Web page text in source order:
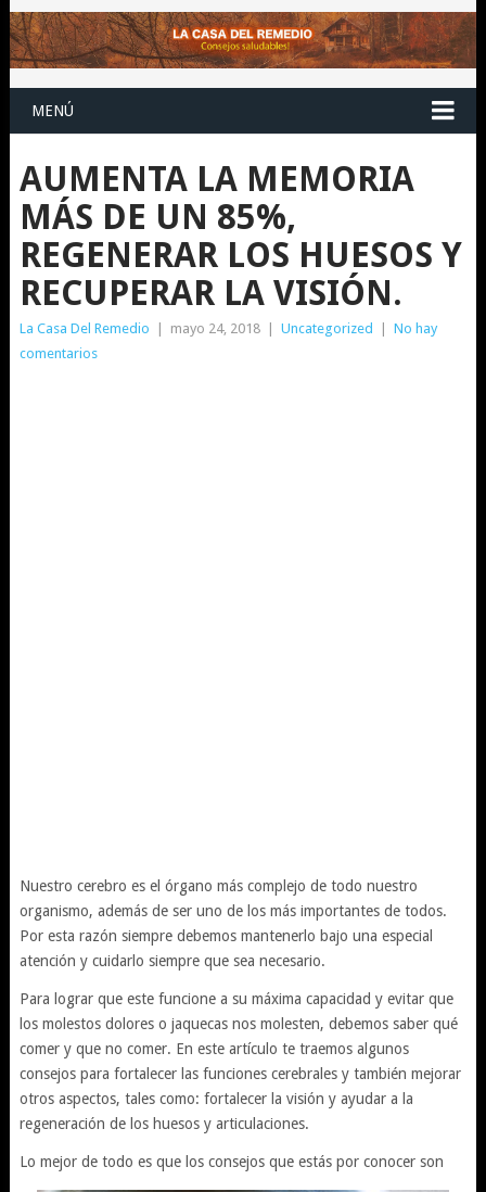
MENÚ
AUMENTA LA MEMORIA
MÁS DE UN 85%,
REGENERAR LOS HUESOS Y
RECUPERAR LA VISIÓN.
La Casa Del Remedio mayo 24, 2018 Uncategorized
No hay
comentarios
Nuestro cerebro es el órgano más complejo de todo nuestro
organismo, además de ser uno de los más importantes de todos.
Por esta razón siempre debemos mantenerlo bajo una especial
atención y cuidarlo siempre que sea necesario.
Para lograr que este funcione a su máxima capacidad y evitar que
los molestos dolores o jaquecas nos molesten, debemos saber qué
comer y que no comer. En este artículo te traemos algunos
consejos para fortalecer las funciones cerebrales y también mejorar
otros aspectos, tales como: fortalecer la visión y ayudar a la
regeneración de los huesos y articulaciones.
Lo mejor de todo es que los consejos que estás por conocer son